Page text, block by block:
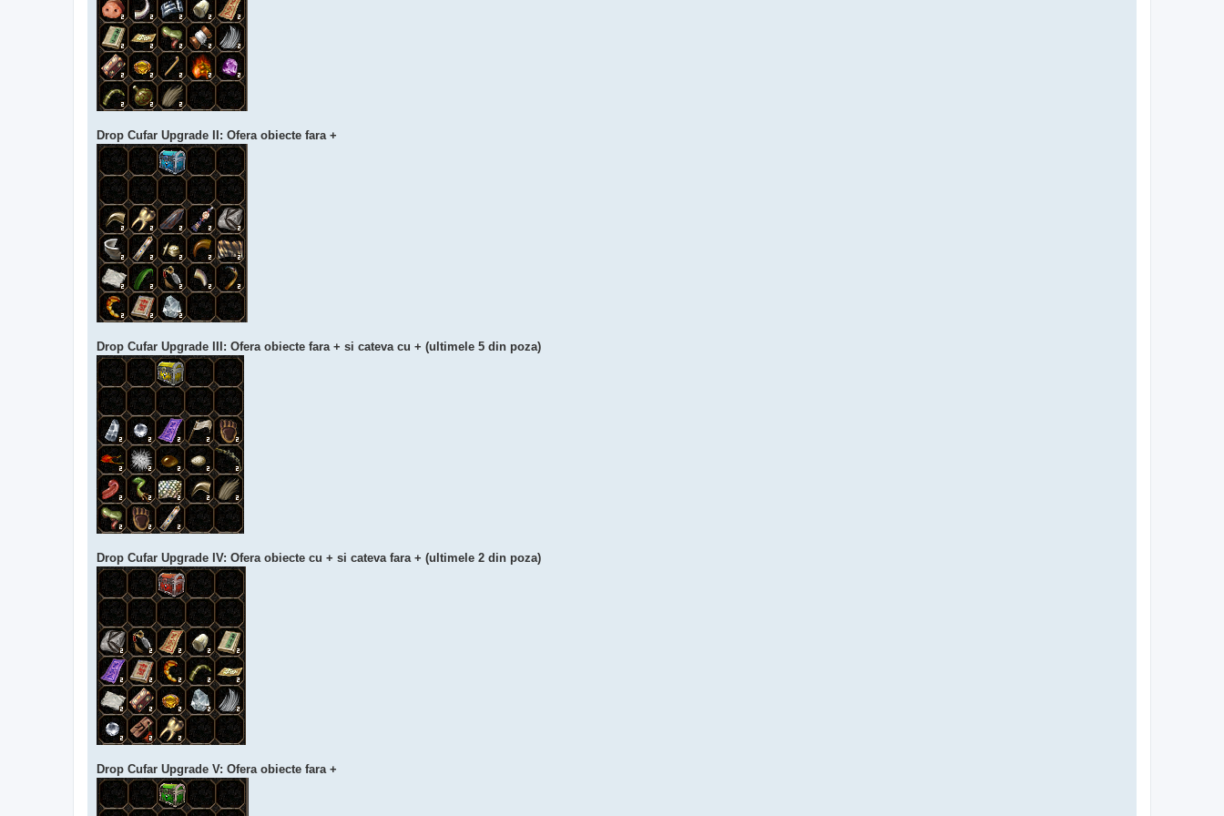
Drop Cufar Upgrade II: Ofera obiecte fara +
Drop Cufar Upgrade III: Ofera obiecte fara + si cateva cu + (ultimele 5 din poza)
Drop Cufar Upgrade IV: Ofera obiecte cu + si cateva fara + (ultimele 2 din poza)
Drop Cufar Upgrade V: Ofera obiecte fara +